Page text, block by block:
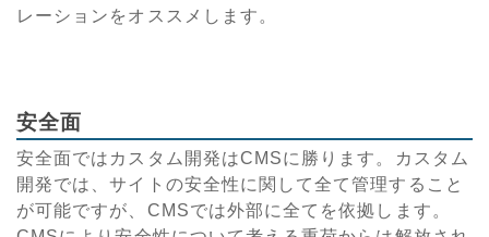
レーションをオススメします。
安全面
安全面ではカスタム開発はCMSに勝ります。カスタム
開発では、サイトの安全性に関して全て管理すること
が可能ですが、CMSでは外部に全てを依拠します。